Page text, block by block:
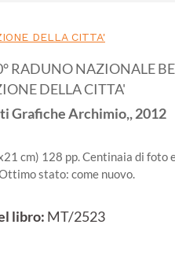
DELLA CITTA'
RADUNO NAZIONALE
DELLA CITTA'
Grafiche Archimio,,2012
cm) 128 pp. Centinaia di
stato: come nuovo.
libro: MT/2523